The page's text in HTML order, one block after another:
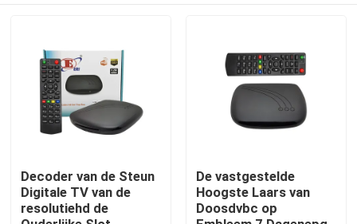
Decoder van de Steun
Digitale TV van de
resolutiehd de
De vastgestelde
Hoogste Laars van
Doosdvbc op